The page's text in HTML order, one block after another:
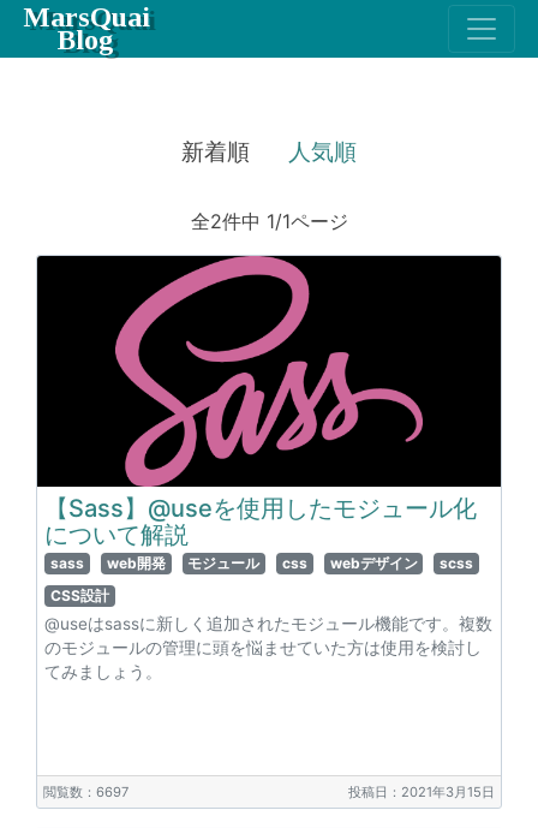
MarsQuai
Blog
新着順 人気順
全2件中 1/1ページ
【Sass】@useを使用したモジュール化
について解説
sass web開発 モジュール css webデザイン
scss
CSS設計
@useはsassに新しく追加されたモジュール機能です。複数
のモジュールの管理に頭を悩ませていた方は使用を検討し
てみましょう。
閲覧数：6697 投稿日：2021年3月15日